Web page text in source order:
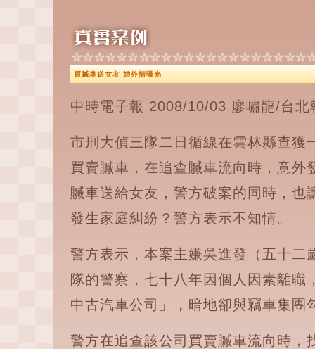
買贓車送女友 婚外情曝光
中時電子報 2008/10/03 廖嘯龍/台北
市刑大偵三隊二日循線在雲林縣查獲
買賣贓車，在追查贓車流向時，意
贓車送給女友，警方破案的同時，
發生家庭糾紛？警方表示不知情。
警方表示，本案主嫌吳進發（五十
隊的警察，七十八年因個人因素離
中古汽車公司」，暗地卻與竊車集團
警方在追查該公司買賣贓車流向時